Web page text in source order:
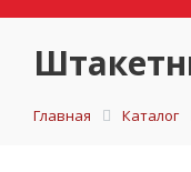
Главная Каталог